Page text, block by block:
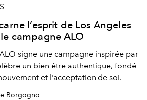
l’esprit de Los Angeles
campagne ALO
signe une campagne inspirée par
un bien-être authentique, fondé
et l'acceptation de soi.
Borgogno